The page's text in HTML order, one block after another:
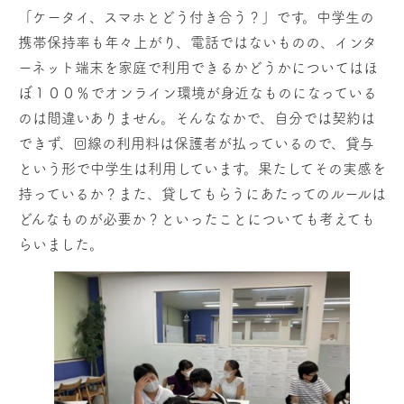
「ケータイ、スマホとどう付き合う？」です。中学生の
携帯保持率も年々上がり、電話ではないものの、インタ
ーネット端末を家庭で利用できるかどうかについてはほ
ぼ１００％でオンライン環境が身近なものになっている
のは間違いありません。そんななかで、自分では契約は
できず、回線の利用料は保護者が払っているので、貸与
という形で中学生は利用しています。果たしてその実感を
持っているか？また、貸してもらうにあたってのルールは
どんなものが必要か？といったことについても考えても
らいました。